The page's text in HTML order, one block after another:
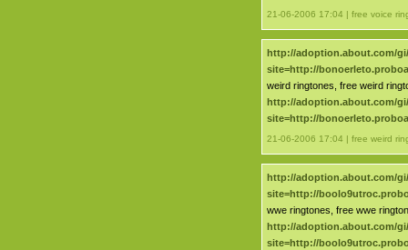
21-06-2006 17:04 | free voice
http://adoption.about.com/
site=http://
weird ringtones, free weird
http://adoption.about.com/
site=http://
21-06-2006 17:04 | free weird
http://adoption.about.com/
site=http://
wwe ringtones, free wwe
http://adoption.about.com/
site=http://